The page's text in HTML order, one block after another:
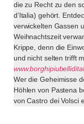
die zu Recht zu den
d’Italia) gehört.
verwickelten Gassen
Weihnachtszeit
Krippe, denn die
und nicht selten trifft
Wer die Geheimisse
Höhlen von Pastena
von Castro dei Volsci